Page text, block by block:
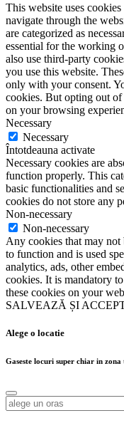
This website uses
navigate through the
are categorized as
essential for the working
also use third-party
you use this website.
only with your consent.
cookies. But opting out of
on your browsing
Necessary
Necessary
Întotdeauna activate
Necessary cookies are
function properly. This
basic functionalities and
cookies do not store any
Non-necessary
Non-necessary
Any cookies that may not
to function and is used
analytics, ads, other
cookies. It is mandatory
these cookies on your
SALVEAZĂ ȘI
Alege o locatie
Gaseste locuri super chiar in zona
Alege o locatie